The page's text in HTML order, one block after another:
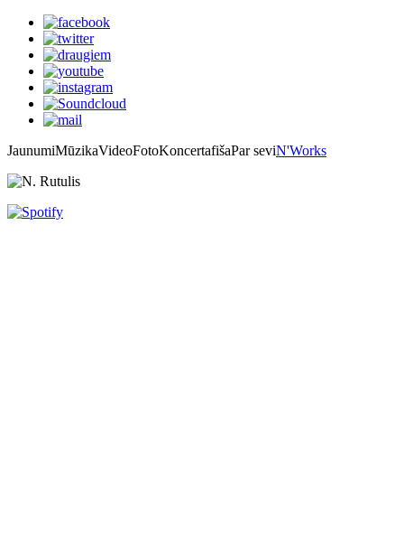
JaunumiMūzikaVideoFotoKoncertafišaPar seviN'Works